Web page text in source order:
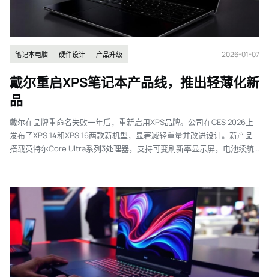
笔记本电脑 硬件设计 产品升级 2026-01-07
戴尔重启XPS笔记本产品线，推出轻薄化新
品
戴尔在品牌重命名失败一年后，重新启用XPS品牌。公司在CES 2026上
发布了XPS 14和XPS 16两款新机型，显著减轻重量并改进设计。新产品
搭载英特尔Core Ultra系列3处理器，支持可变刷新率显示屏，电池续航...